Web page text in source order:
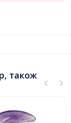
також